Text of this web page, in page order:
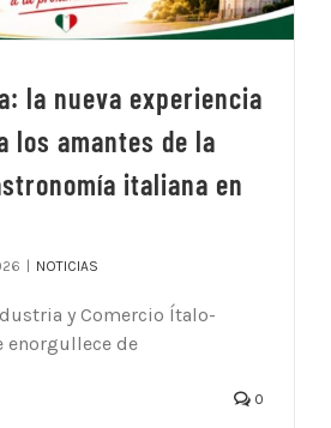
la nueva experiencia
los amantes de la
italiana en
| NOTICIAS
y Comercio Ítalo-
enorgullece de
0